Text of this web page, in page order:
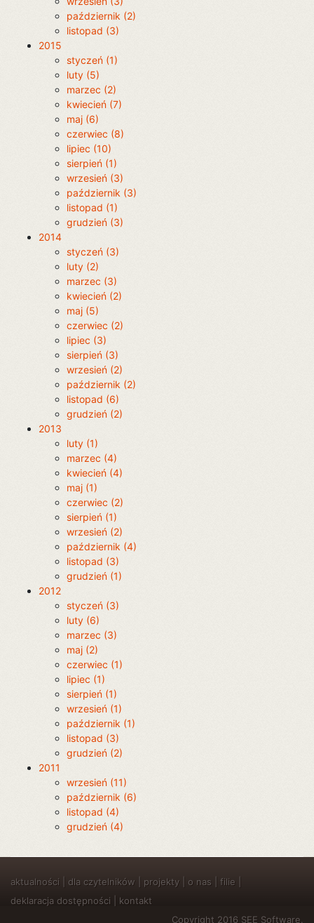
październik (2)
listopad (3)
2015
styczeń (1)
luty (5)
marzec (2)
kwiecień (7)
maj (6)
czerwiec (8)
lipiec (10)
sierpień (1)
wrzesień (3)
październik (3)
listopad (1)
grudzień (3)
2014
styczeń (3)
luty (2)
marzec (3)
kwiecień (2)
maj (5)
czerwiec (2)
lipiec (3)
sierpień (3)
wrzesień (2)
październik (2)
listopad (6)
grudzień (2)
2013
luty (1)
marzec (4)
kwiecień (4)
maj (1)
czerwiec (2)
sierpień (1)
wrzesień (2)
październik (4)
listopad (3)
grudzień (1)
2012
styczeń (3)
luty (6)
marzec (3)
maj (2)
czerwiec (1)
lipiec (1)
sierpień (1)
wrzesień (1)
październik (1)
listopad (3)
grudzień (2)
2011
wrzesień (11)
październik (6)
listopad (4)
grudzień (4)
aktualności dla czytelników projekty o nas filie
deklaracja dostępności
kontakt
Copyright 2016 SEE Software.